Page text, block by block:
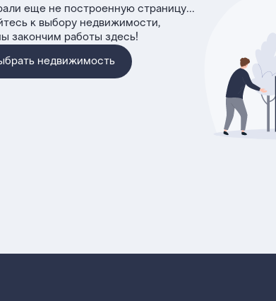
еще не построенную страницу...
к выбору недвижимости,
закончим работы здесь!
недвижимость